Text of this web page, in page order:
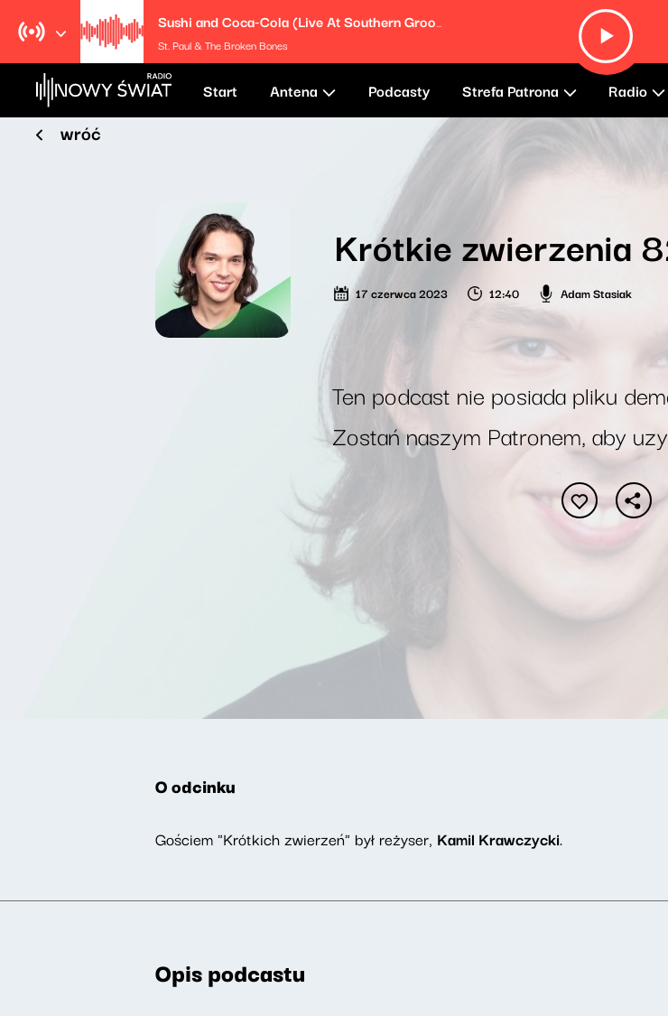
Sushi and Coca-Cola (Live At Southern Grooves)
St. Paul & The Broken Bones
Start Antena Podcasty Strefa Patrona Radio
wróć
Krótkie zwierzenia
17 czerwca 2023 12:40 Adam Stasiak
Ten podcast nie posiada pliku
Zostań naszym Patronem, aby
O odcinku
Gościem "Krótkich zwierzeń" był reżyser, Kamil Krawczycki.
Opis podcastu